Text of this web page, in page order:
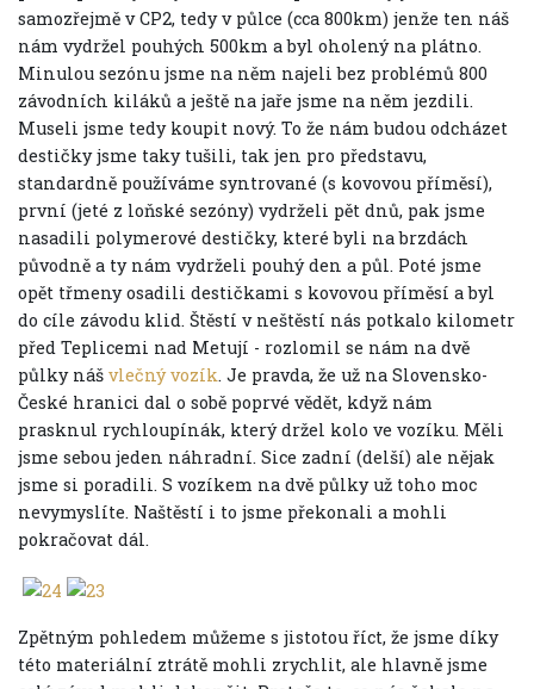
samozřejmě v CP2, tedy v půlce (cca 800km) jenže ten náš
nám vydržel pouhých 500km a byl oholený na plátno.
Minulou sezónu jsme na něm najeli bez problémů 800
závodních kiláků a ještě na jaře jsme na něm jezdili.
Museli jsme tedy koupit nový. To že nám budou odcházet
destičky jsme taky tušili, tak jen pro představu,
standardně používáme syntrované (s kovovou příměsí),
první (jeté z loňské sezóny) vydrželi pět dnů, pak jsme
nasadili polymerové destičky, které byli na brzdách
původně a ty nám vydrželi pouhý den a půl. Poté jsme
opět třmeny osadili destičkami s kovovou příměsí a byl
do cíle závodu klid. Štěstí v neštěstí nás potkalo kilometr
před Teplicemi nad Metují - rozlomil se nám na dvě
půlky náš vlečný vozík. Je pravda, že už na Slovensko-
České hranici dal o sobě poprvé vědět, když nám
prasknul rychloupínák, který držel kolo ve vozíku. Měli
jsme sebou jeden náhradní. Sice zadní (delší) ale nějak
jsme si poradili. S vozíkem na dvě půlky už toho moc
nevymyslíte. Naštěstí i to jsme překonali a mohli
pokračovat dál.
Zpětným pohledem můžeme s jistotou říct, že jsme díky
této materiální ztrátě mohli zrychlit, ale hlavně jsme